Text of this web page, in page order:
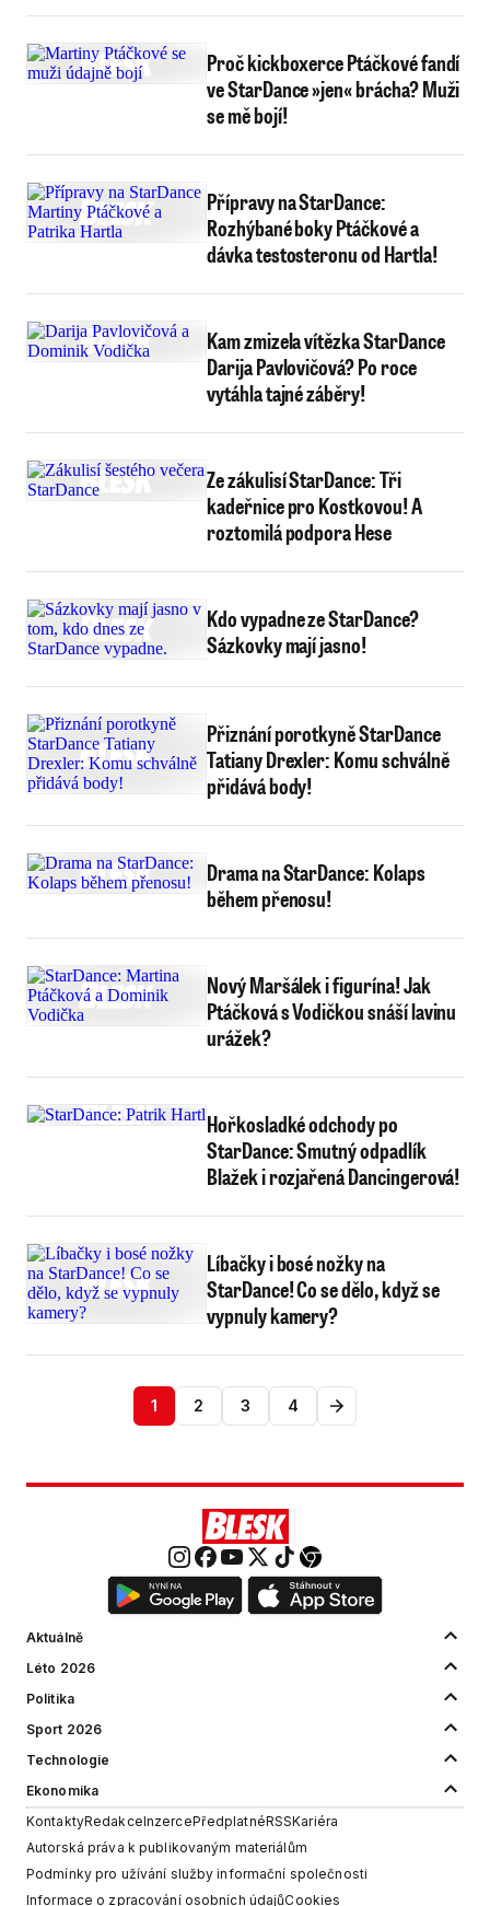
Proč kickboxerce Ptáčkové fandí
ve StarDance »jen« brácha? Muži
se mě bojí!
Přípravy na StarDance:
Rozhýbané boky Ptáčkové a
dávka testosteronu od Hartla!
Kam zmizela vítězka StarDance
Darija Pavlovičová? Po roce
vytáhla tajné záběry!
Ze zákulisí StarDance: Tři
kadeřnice pro Kostkovou! A
roztomilá podpora Hese
Kdo vypadne ze StarDance?
Sázkovky mají jasno!
Přiznání porotkyně StarDance
Tatiany Drexler: Komu schválně
přidává body!
Drama na StarDance: Kolaps
během přenosu!
Nový Maršálek i figurína! Jak
Ptáčková s Vodičkou snáší lavinu
urážek?
Hořkosladké odchody po
StarDance: Smutný odpadlík
Blažek i rozjařená Dancingerová!
Líbačky i bosé nožky na
StarDance! Co se dělo, když se
vypnuly kamery?
1 2 3 4
Aktuálně
Léto 2026
Politika
Sport 2026
Technologie
Ekonomika
KontaktyRedakceInzercePředplatnéRSSKariéra
Autorská práva k publikovaným materiálům
Podmínky pro užívání služby informační společnosti
Informace o zpracování osobních údajůCookies